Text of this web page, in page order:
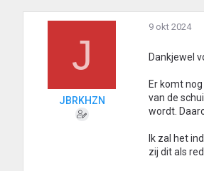
e
:
J
JBRKHZN
9 okt 2024
Dankjewel
Er komt
van de
wordt.
Ik zal het
zij dit als